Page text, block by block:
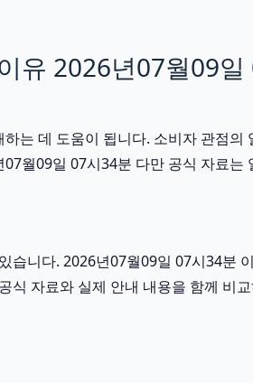
유 2026년07월09
는 데 도움이 됩니다. 소비자 관점의
월09일 07시34분 다만 공식 자료
습니다. 2026년07월09일 07시34분
자료와 실제 안내 내용을 함께 비